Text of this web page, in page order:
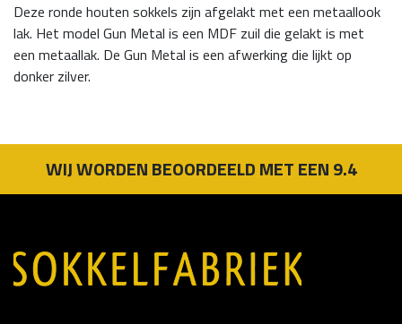
Deze ronde houten sokkels zijn afgelakt met een metaallook
lak. Het model Gun Metal is een MDF zuil die gelakt is met
een metaallak. De Gun Metal is een afwerking die lijkt op
donker zilver.
WIJ WORDEN BEOORDEELD MET EEN 9.4